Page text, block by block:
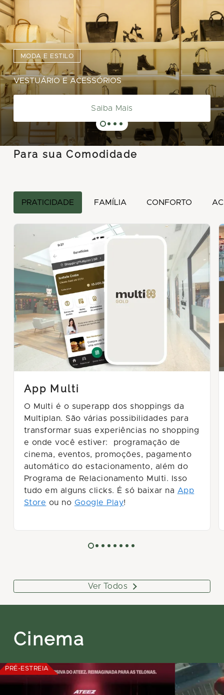
MODA E ESTILO
VESTUÁRIO E ACESSÓRIOS
Saiba Mais
Para sua Comodidade
Ver Todos
PRATICIDADE FAMÍLIA CONFORTO
App Multi
O Multi é o superapp dos shoppings da
Multiplan. São várias possibilidades para
transformar suas experiências no shopping
e onde você estiver:
programação de
cinema, eventos, promoções, pagamento
automático do estacionamento, além do
Programa de Relacionamento Multi. Isso
tudo em alguns clicks. É só baixar na App
Store ou no Google Play!
Cinema
PRÉ-ESTREIA